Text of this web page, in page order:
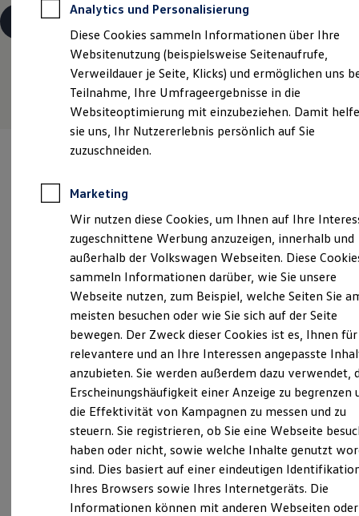
Kfz-Versicherung
Restschuldversicherungen
Garantien
Wartungsverträge
Geschäftskunden
Professional Class bei Volkswagen
Großkunden
Behörden
Direktkunden
Sonderfahrzeuge
Anpfiff zum Gewinn
Elektroautos
ID. Tutorials
Elektrofahrzeugkonzepte
Reichweite
Reichweite der ID. Modelle
Reichweite im Winter
Laden
Laden unterwegs
Laden Zuhause
Ladestationen finden
Ladezeitensimulator
Batterie
Sicherheit
Garantie und Lebensdauer
Nachhaltigkeit
Technologie
Kosten und Kauf
Verbrauchskosten
Kaufoptionen
E-Auto-Förderung
Software und Konnektivität
Details ansehen
Verantwortlich für die Inhalte auf dieser Seite ist die Auto Ringler
Service GmbH
(Impressum & Rechtliches )
Hartkirchner Straße 45, 94060 Pocking
info@auto-ringler.de
+49 8531 80900
Montag-Freitag 08:00-18:00 Uhr
Samstag
08:00- 12:00 Uhr
Sonntag
Geschlossen
Analytics und Personalisierung
Diese Cookies sammeln Informationen über Ihre
Websitenutzung (beispielsweise Seitenaufrufe,
Verweildauer je Seite, Klicks) und ermöglichen uns
Teilnahme, Ihre Umfrageergebnisse in die
Websiteoptimierung mit einzubeziehen. Damit
sie uns, Ihr Nutzererlebnis persönlich auf Sie
zuzuschneiden.
Marketing
Wir nutzen diese Cookies, um Ihnen auf Ihre
zugeschnittene Werbung anzuzeigen, innerhalb und
außerhalb der Volkswagen Webseiten. Diese
sammeln Informationen darüber, wie Sie unsere
Webseite nutzen, zum Beispiel, welche Seiten Sie
meisten besuchen oder wie Sie sich auf der Seite
bewegen. Der Zweck dieser Cookies ist es, Ihnen für
relevantere und an Ihre Interessen angepasste
anzubieten. Sie werden außerdem dazu verwendet,
Erscheinungshäufigkeit einer Anzeige zu begrenzen
die Effektivität von Kampagnen zu messen und zu
steuern. Sie registrieren, ob Sie eine Webseite
haben oder nicht, sowie welche Inhalte genutzt
sind. Dies basiert auf einer eindeutigen
Ihres Browsers sowie Ihres Internetgeräts. Die
Informationen können mit anderen Webseiten oder